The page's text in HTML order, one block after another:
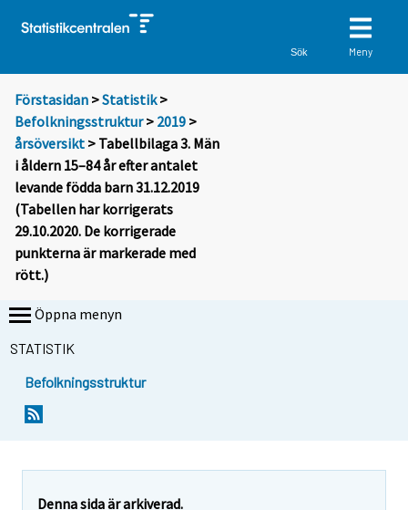
Sök Meny
Förstasidan >Statistik >
Befolkningsstruktur> 2019 >
årsöversikt > Tabellbilaga 3. Män
i åldern 15–84 år efter antalet
levande födda barn 31.12.2019
(Tabellen har korrigerats
29.10.2020. De korrigerade
punkterna är markerade med
rött.)
Öppna menyn
STATISTIK
Befolkningsstruktur
Denna sida är arkiverad.